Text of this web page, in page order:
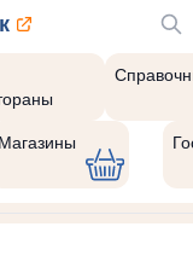
Магазины